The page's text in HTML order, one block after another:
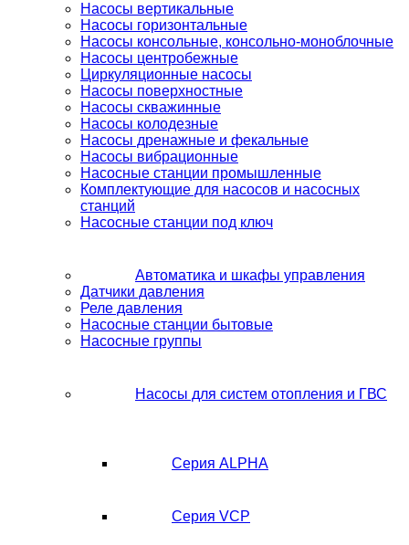
Насосы вертикальные
Насосы горизонтальные
Насосы консольные, консольно-моноблочные
Насосы центробежные
Циркуляционные насосы
Насосы поверхностные
Насосы скважинные
Насосы колодезные
Насосы дренажные и фекальные
Насосы вибрационные
Насосные станции промышленные
Комплектующие для насосов и насосных
станций
Насосные станции под ключ
Автоматика и шкафы управления
Датчики давления
Реле давления
Насосные станции бытовые
Насосные группы
Насосы для систем отопления и ГВС
Серия ALPHA
Серия VCP